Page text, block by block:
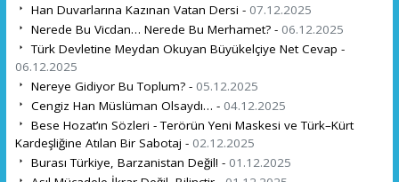
Han Duvarlarına Kazınan Vatan Dersi - 07.12.2025
Nerede Bu Vicdan… Nerede Bu Merhamet? - 06.12.2025
Türk Devletine Meydan Okuyan Büyükelçiye Net Cevap -
06.12.2025
Nereye Gidiyor Bu Toplum? - 05.12.2025
Cengiz Han Müslüman Olsaydı… - 04.12.2025
Bese Hozat’ın Sözleri - Terörün Yeni Maskesi ve Türk–Kürt
Kardeşliğine Atılan Bir Sabotaj - 02.12.2025
Burası Türkiye, Barzanistan Değil! - 01.12.2025